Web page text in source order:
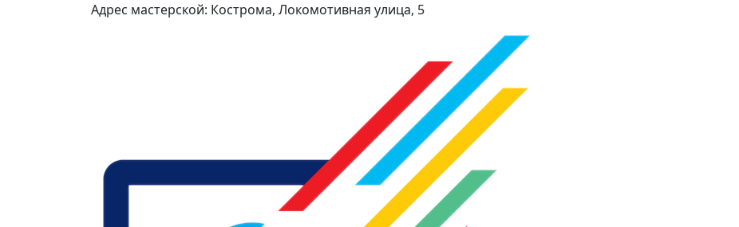
Адрес мастерской: Кострома, Локомотивная улица, 5